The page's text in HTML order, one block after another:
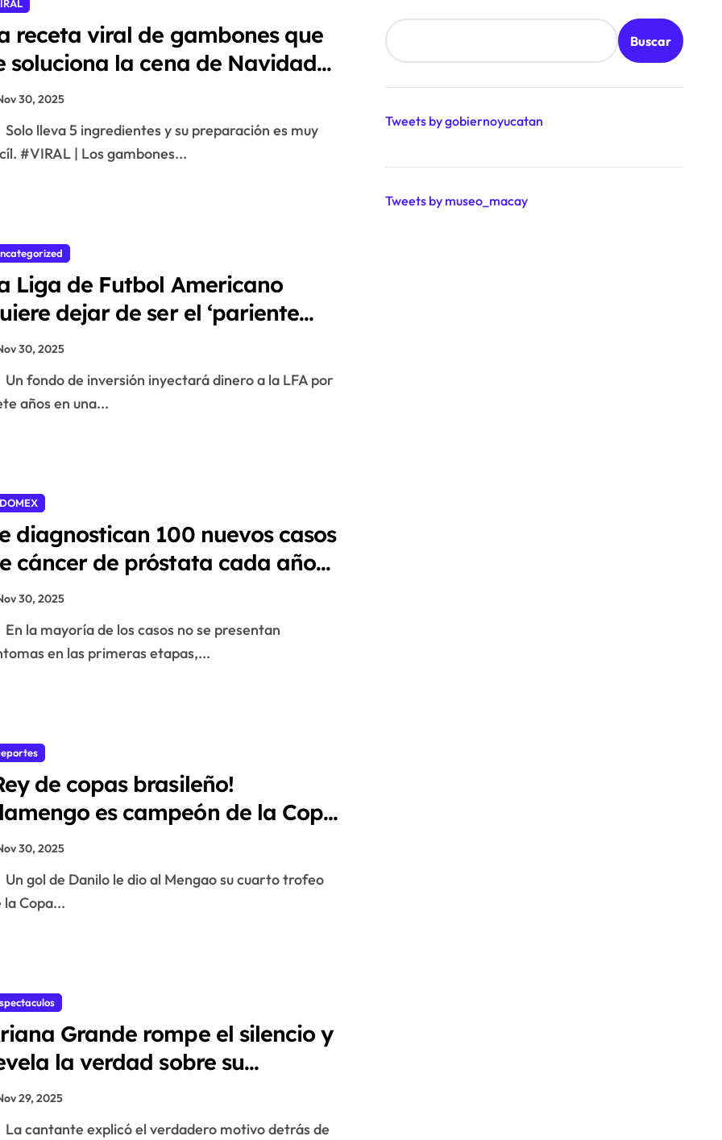
receta viral de gambones que
soluciona la cena de Navidad
15 minutos
30, 2025
Solo lleva 5 ingredientes y su preparación es muy
#VIRAL | Los gambones...
Liga de Futbol Americano
dejar de ser el ‘pariente
del deporte mexicano
30, 2025
Un fondo de inversión inyectará dinero a la LFA por
años en una...
diagnostican 100 nuevos casos
cáncer de próstata cada año
Edomex
30, 2025
En la mayoría de los casos no se presentan
en las primeras etapas,...
de copas brasileño!
es campeón de la Copa
tras vencer al
30, 2025
Un gol de Danilo le dio al Mengao su cuarto trofeo
la Copa...
Grande rompe el silencio y
la verdad sobre su
vínculo con Cynthia
29, 2025
La cantante explicó el verdadero motivo detrás de
Buscar
Tweets by gobiernoyucatan
Tweets by museo_macay